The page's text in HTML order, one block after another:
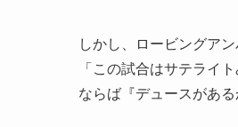
しかし、ロービングア
「この試合はサテライ
ならば『デュースがあ